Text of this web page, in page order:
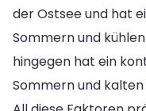
der Ostsee und hat
Sommern und
hingegen hat ein
Sommern und